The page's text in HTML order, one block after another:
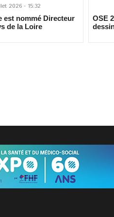
2026 - 15:32
est nommé Directeur
de la Loire
OSE